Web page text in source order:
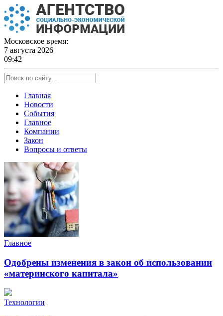
Skip
to
content
Московское время:
7 августа 2026
09:42
Главная
Новости
События
Главное
Компании
Закон
Вопросы и ответы
Главное
Одобрены изменения в закон об использовании
«материнского капитала»
Технологии